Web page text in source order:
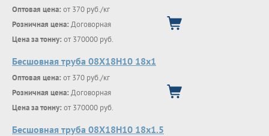
Оптовая цена: от 370 руб./кг
Розничная цена: Договорная
Цена за тонну: от 370000 руб.
Бесшовная труба 08Х18Н10 18х1
Оптовая цена: от 370 руб./кг
Розничная цена: Договорная
Цена за тонну: от 370000 руб.
Бесшовная труба 08Х18Н10 18х1.5